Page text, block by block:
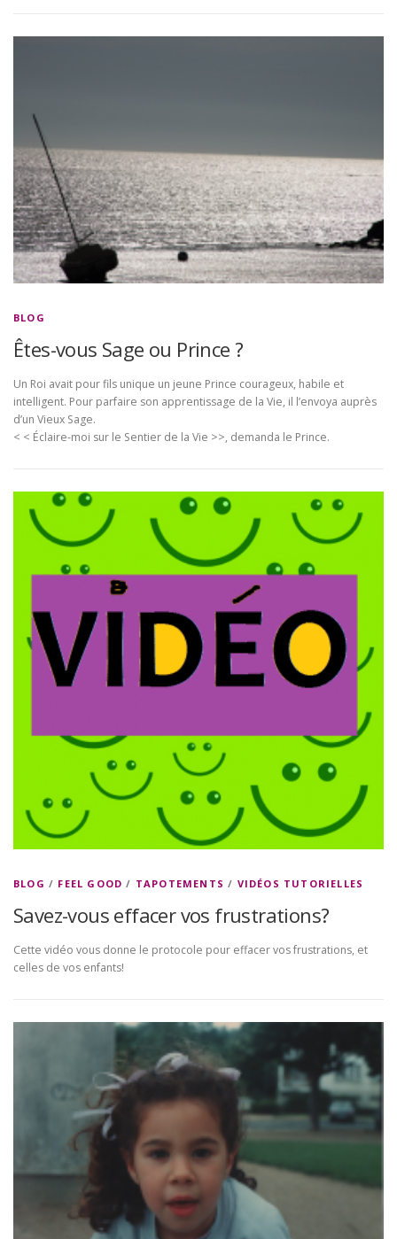
BLOG
Êtes-vous Sage ou Prince ?
Un Roi avait pour fils unique un jeune Prince courageux, habile et
intelligent. Pour parfaire son apprentissage de la Vie, il l’envoya auprès
d’un Vieux Sage.
< < Éclaire-moi sur le Sentier de la Vie >>, demanda le Prince.
BLOG / FEEL GOOD / TAPOTEMENTS / VIDÉOS TUTORIELLES
Savez-vous effacer vos frustrations?
Cette vidéo vous donne le protocole pour effacer vos frustrations, et
celles de vos enfants!